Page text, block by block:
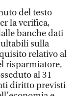
del testo
la verifica,
banche dati
sulla
relativo al
risparmiatore,
al 31
diritto previsti